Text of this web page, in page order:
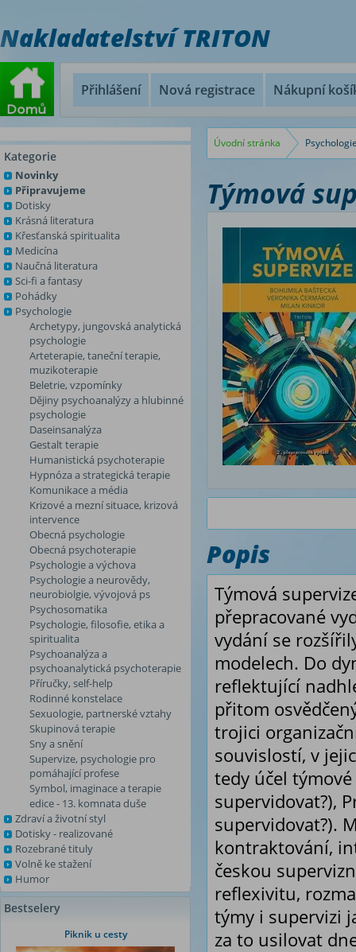
Nakladatelství TRITON
Přihlášení Nová registrace Nákupní
Kategorie
Novinky
Připravujeme
Dotisky
Krásná literatura
Křesťanská spiritualita
Medicína
Naučná literatura
Sci-fi a fantasy
Pohádky
Psychologie
Archetypy, jungovská analytická
psychologie
Arteterapie, taneční terapie,
muzikoterapie
Beletrie, vzpomínky
Dějiny psychoanalýzy a hlubinné
psychologie
Daseinsanalýza
Gestalt terapie
Humanistická psychoterapie
Hypnóza a strategická terapie
Komunikace a média
Krizové a mezní situace, krizová
intervence
Obecná psychologie
Obecná psychoterapie
Psychologie a výchova
Psychologie a neurovědy,
neurobiolgie, vývojová ps
Psychosomatika
Psychologie, filosofie, etika a
spiritualita
Psychoanalýza a
psychoanalytická psychoterapie
Příručky, self-help
Rodinné konstelace
Sexuologie, partnerské vztahy
Skupinová terapie
Sny a snění
Supervize, psychologie pro
pomáhající profese
Symbol, imaginace a terapie
edice - 13. komnata duše
Zdraví a životní styl
Dotisky - realizované
Rozebrané tituly
Volně ke stažení
Humor
Bestselery
Piknik u cesty
Úvodní stránka
Týmová
Popis
Týmová
přepracované
vydání se
modelech. Do
reflektující
přitom
trojici
souvislostí, v
tedy účel
supervidovat?),
supervidovat?).
kontraktování,
českou
reflexivitu,
týmy i supervizi
za to usilovat